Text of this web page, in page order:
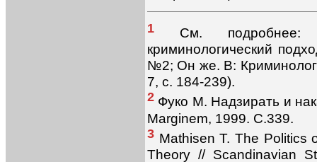
1 См. подробнее:
криминологический
№2; Он же. В:
7, с. 184-239).
2 Фуко М. Надзирать и
Marginem, 1999. С.339.
3 Mathisen T. The Politics
Theory // Scandinavian